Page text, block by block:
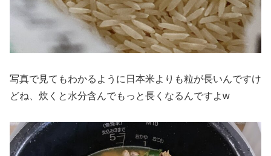
写真で見てもわかるように日本米よりも粒が長いんですけ
どね、炊くと水分含んでもっと長くなるんですよw